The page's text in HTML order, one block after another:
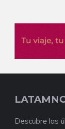
Descubre las